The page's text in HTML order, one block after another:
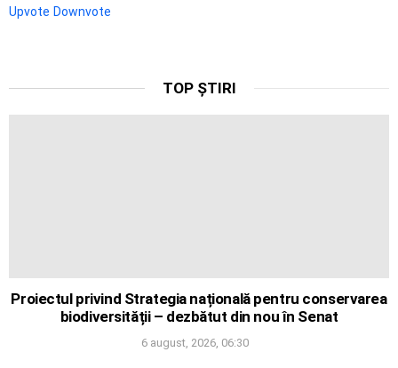
Upvote Downvote
TOP ȘTIRI
Proiectul privind Strategia națională pentru conservarea
biodiversității – dezbătut din nou în Senat
6 august, 2026, 06:30